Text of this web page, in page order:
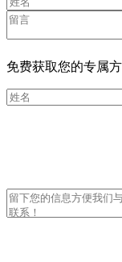
免费获取您的专属